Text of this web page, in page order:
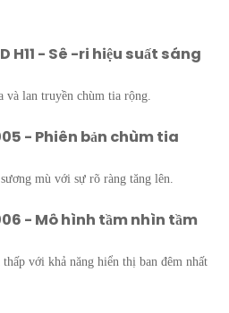
H11 - Sê -ri hiệu suất sáng
và lan truyền chùm tia rộng.
- Phiên bản chùm tia
mù với sự rõ ràng tăng lên.
- Mô hình tầm nhìn tầm
với khả năng hiển thị ban đêm nhất